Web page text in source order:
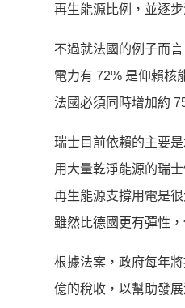
再生能源比例，並逐
不過就法國的例子而
電力有 72% 是仰賴核
法國必須同時增加約
瑞士目前依賴的主要
用大量乾淨能源的瑞
再生能源支撐用電是
雖然比德國更有彈性
根據法案，政府每年
億的稅收，以幫助發